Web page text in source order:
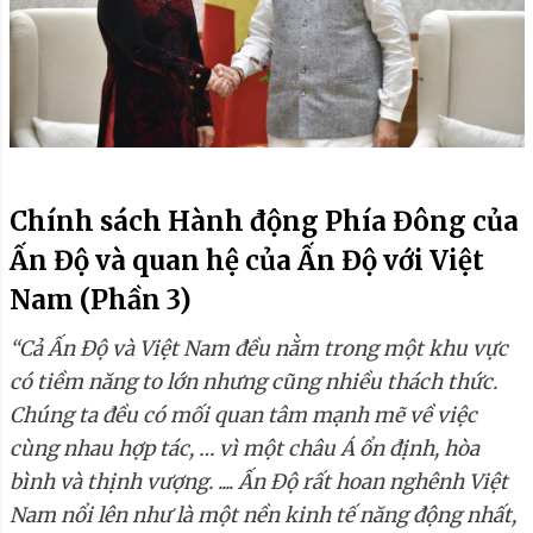
Chính sách Hành động Phía Đông của
Ấn Độ và quan hệ của Ấn Độ với Việt
Nam (Phần 3)
“Cả Ấn Độ và Việt Nam đều nằm trong một khu vực
có tiềm năng to lớn nhưng cũng nhiều thách thức.
Chúng ta đều có mối quan tâm mạnh mẽ về việc
cùng nhau hợp tác, … vì một châu Á ổn định, hòa
bình và thịnh vượng. .... Ấn Độ rất hoan nghênh Việt
Nam nổi lên như là một nền kinh tế năng động nhất,